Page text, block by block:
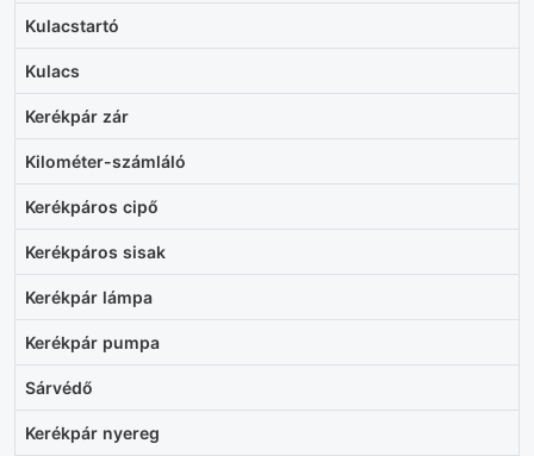
Kulacstartó
Kulacs
Kerékpár zár
Kilométer-számláló
Kerékpáros cipő
Kerékpáros sisak
Kerékpár lámpa
Kerékpár pumpa
Sárvédő
Kerékpár nyereg